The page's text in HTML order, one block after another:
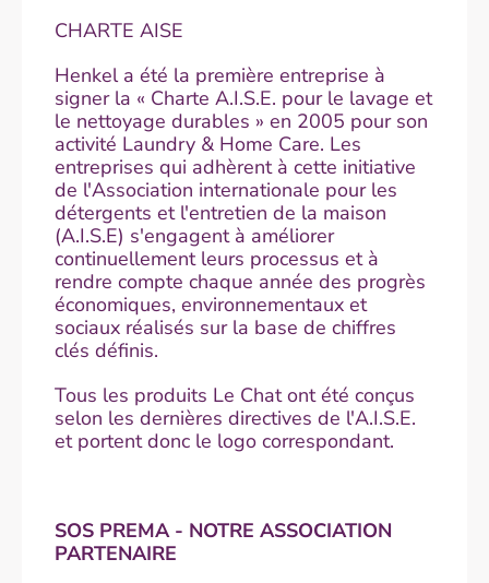
CHARTE AISE
Henkel a été la première entreprise à
signer la « Charte A.I.S.E. pour le lavage et
le nettoyage durables » en 2005 pour son
activité Laundry & Home Care. Les
entreprises qui adhèrent à cette initiative
de l'Association internationale pour les
détergents et l'entretien de la maison
(A.I.S.E) s'engagent à améliorer
continuellement leurs processus et à
rendre compte chaque année des progrès
économiques, environnementaux et
sociaux réalisés sur la base de chiffres
clés définis.
Tous les produits Le Chat ont été conçus
selon les dernières directives de l'A.I.S.E.
et portent donc le logo correspondant.
SOS PREMA - NOTRE ASSOCIATION
PARTENAIRE